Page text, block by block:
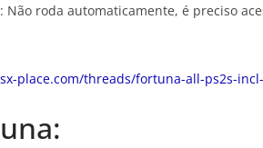
: Não roda automaticamente, é preciso
place.com/threads/fortuna-all-ps2s-